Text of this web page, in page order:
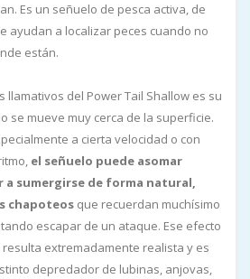
Es un señuelo de pesca activa, de
ayudan a localizar peces cuando no
están.
llamativos del Power Tail Shallow es su
se mueve muy cerca de la superficie.
a cierta velocidad o con
el señuelo puede asomar
a sumergirse de forma natural,
chapoteos que recuerdan muchísimo
escapar de un ataque. Ese efecto
extremadamente realista y es
depredador de lubinas, anjovas,